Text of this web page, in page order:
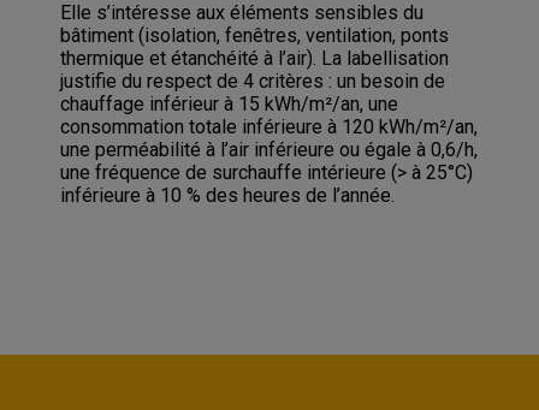
Elle s’intéresse aux éléments sensibles du
bâtiment (isolation, fenêtres, ventilation, ponts
thermique et étanchéité à l’air). La labellisation
justifie du respect de 4 critères : un besoin de
chauffage inférieur à 15 kWh/m²/an, une
consommation totale inférieure à 120 kWh/m²/an,
une perméabilité à l’air inférieure ou égale à 0,6/h,
une fréquence de surchauffe intérieure (> à 25°C)
inférieure à 10 % des heures de l’année.